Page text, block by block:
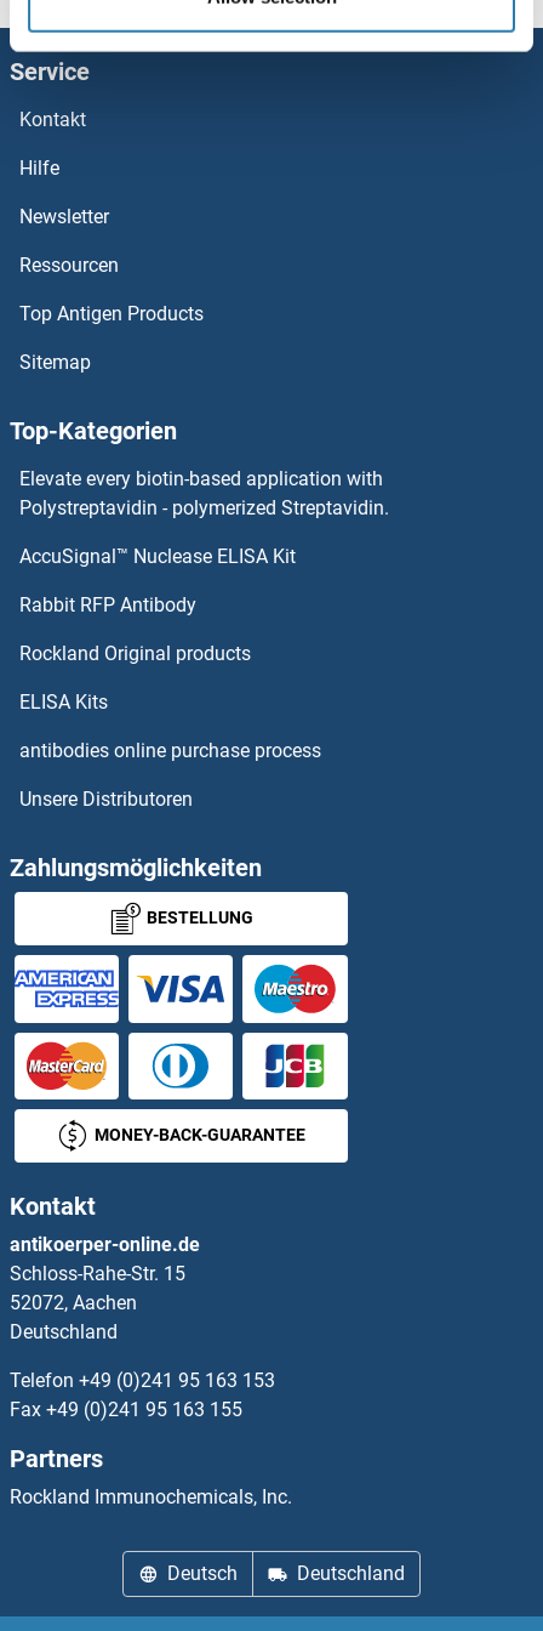
SMN1 ELISA Kits
SMG7 ELISA Kits
SMG1 ELISA Kits
SMCP ELISA Kits
SMCHD1 ELISA Kits
SMC1A ELISA Kits
SMARCC2 ELISA Kits
SMARCC1 ELISA Kits
SMURF2 ELISA Kits
SNAIL ELISA Kits
SNAPIN ELISA Kits
SNCA ELISA Kits
SNCAIP ELISA Kits
SNCG ELISA Kits
SND1 ELISA Kits
SNF8 ELISA Kits
SNIP1 ELISA Kits
SNRK ELISA Kits
SNRPC ELISA Kits
SNRPD1 ELISA Kits
SNTA1 ELISA Kits
SNTB2 ELISA Kits
Service
Kontakt
Hilfe
Newsletter
Ressourcen
Top Antigen Products
Sitemap
Top-Kategorien
Elevate every biotin-based application with
Polystreptavidin - polymerized Streptavidin.
AccuSignal™ Nuclease ELISA Kit
Rabbit RFP Antibody
Rockland Original products
ELISA Kits
antibodies online purchase process
Unsere Distributoren
Zahlungsmöglichkeiten
BESTELLUNG
MONEY-BACK-GUARANTEE
Kontakt
antikoerper-online.de
Schloss-Rahe-Str. 15
52072, Aachen
Deutschland
Telefon +49 (0)241 95 163 153
Fax +49 (0)241 95 163 155
Partners
Rockland Immunochemicals, Inc.
Deutsch Deutschland